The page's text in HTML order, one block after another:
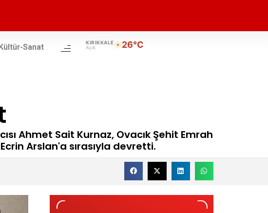
Sanat
KIRIKKALE
Açık
26°C
Ahmet Sait Kurnaz, Ovacık Şehit Emrah
Arslan'a sırasıyla devretti.